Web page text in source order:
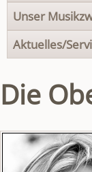
Unser
Aktuelles/
Die